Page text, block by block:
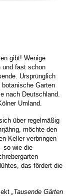
gibt! Wenige
und fast schon
Ursprünglich
Garten
nach Deutschland.
Umland.
über regelmäßig
möchte den
Keller verbringen
so wie die
das fördert die
„Tausende Gärten